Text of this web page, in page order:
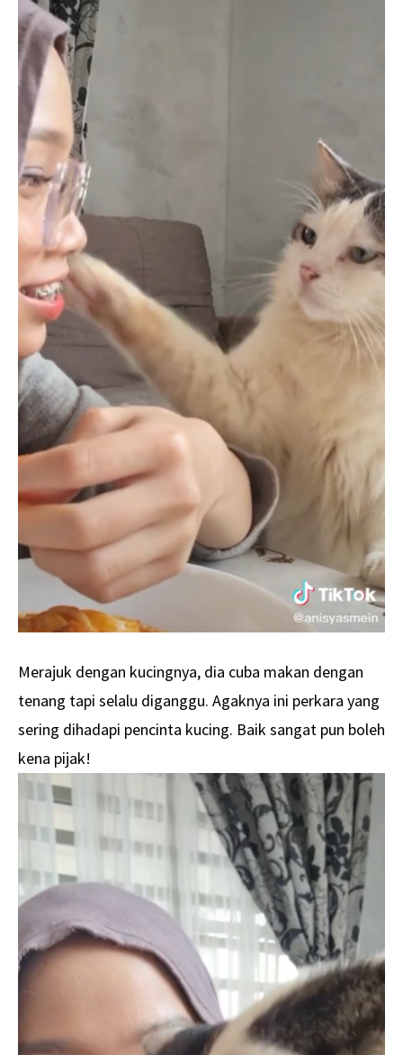
Merajuk dengan kucingnya, dia cuba makan dengan
tenang tapi selalu diganggu. Agaknya ini perkara yang
sering dihadapi pencinta kucing. Baik sangat pun boleh
kena pijak!